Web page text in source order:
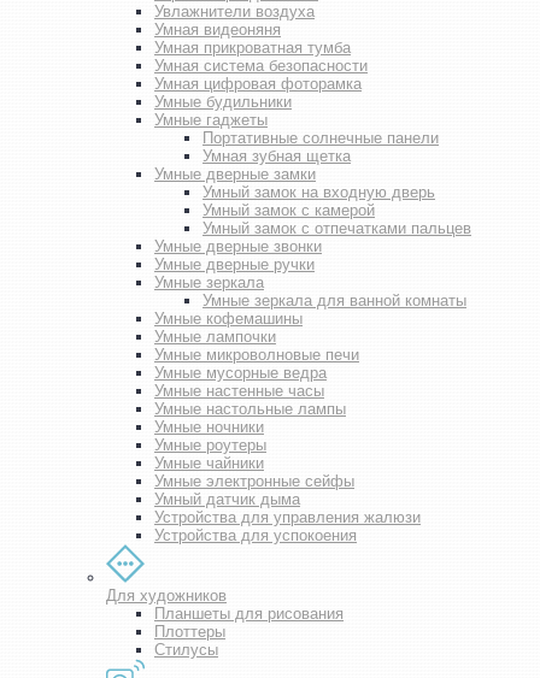
Увлажнители воздуха
Умная видеоняня
Умная прикроватная тумба
Умная система безопасности
Умная цифровая фоторамка
Умные будильники
Умные гаджеты
Портативные солнечные панели
Умная зубная щетка
Умные дверные замки
Умный замок на входную дверь
Умный замок с камерой
Умный замок с отпечатками пальцев
Умные дверные звонки
Умные дверные ручки
Умные зеркала
Умные зеркала для ванной комнаты
Умные кофемашины
Умные лампочки
Умные микроволновые печи
Умные мусорные ведра
Умные настенные часы
Умные настольные лампы
Умные ночники
Умные роутеры
Умные чайники
Умные электронные сейфы
Умный датчик дыма
Устройства для управления жалюзи
Устройства для успокоения
Для художников
Планшеты для рисования
Плоттеры
Стилусы